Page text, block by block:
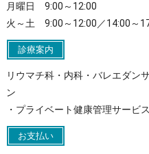
月曜日 9:00～12:00
火～土 9:00～12:00／14:00～
診療案内
リウマチ科・内科・バレエダン
ン
・プライベート健康管理サービス
お支払い